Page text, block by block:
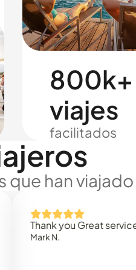
800k+
viajes
facilitados
que han
Thank you Great service